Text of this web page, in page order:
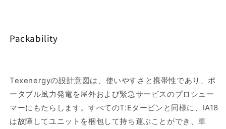
Packability
Texenergyの設計意図は、使いやすさと携帯性であり、ポ
ータブル風力発電を屋外および緊急サービスのプロシュー
マーにもたらします。すべてのT:Eタービンと同様に、IA18
は故障してユニットを梱包して持ち運ぶことができ、車